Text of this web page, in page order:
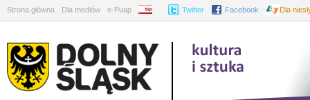
Strona główna Dla mediów e-Puap BIP Twitter Facebook Dla